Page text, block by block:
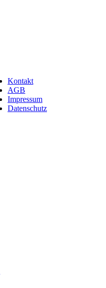
Kontakt
AGB
Impressum
Datenschutz